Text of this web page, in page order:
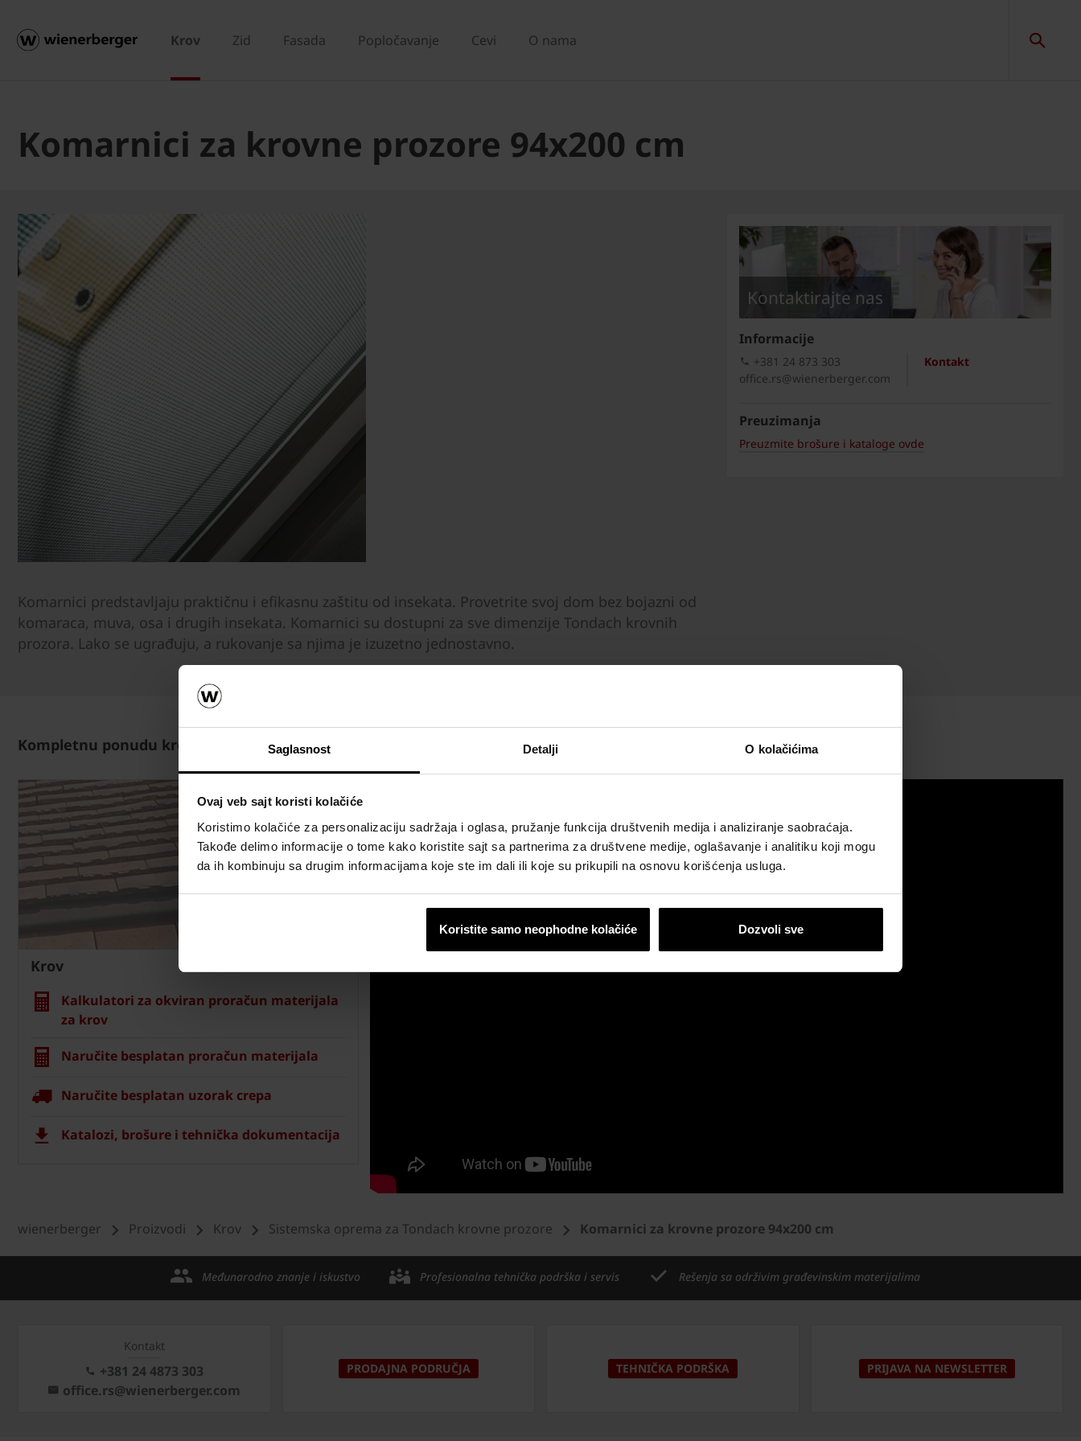
Saglasnost Detalji O kolačićima
Ovaj veb sajt koristi kolačiće
Koristimo kolačiće za personalizaciju sadržaja i oglasa, pružanje funkcija društvenih medija i analiziranje saobraćaja.
Takođe delimo informacije o tome kako koristite sajt sa partnerima za društvene medije, oglašavanje i analitiku koji mogu
da ih kombinuju sa drugim informacijama koje ste im dali ili koje su prikupili na osnovu korišćenja usluga.
Koristite samo neophodne kolačiće Dozvoli sve
Krov Zid Fasada Popločavanje Cevi O nama
Komarnici za krovne prozore 94x200 cm
Komarnici predstavljaju praktičnu i efikasnu zaštitu od insekata. Provetrite svoj dom bez bojazni od
komaraca, muva, osa i drugih insekata. Komarnici su dostupni za sve dimenzije Tondach krovnih
prozora. Lako se ugrađuju, a rukovanje sa njima je izuzetno jednostavno.
Kontaktirajte nas
Informacije
Kontakt
+381 24 873 303
office.rs@wienerberger.com
Preuzimanja
Preuzmite brošure i kataloge ovde
Kompletnu ponudu krovnih prozora i sistemskih rešenja za ugradnju na krov pogledajte
Krov
Kalkulatori za okviran proračun materijala
za krov
Naručite besplatan proračun materijala
Naručite besplatan uzorak crepa
Katalozi, brošure i tehnička dokumentacija
wienerberger Proizvodi Krov Sistemska oprema za Tondach krovne prozore Komarnici za krovne prozore 94x200 cm
Međunarodno znanje i iskustvo Profesionalna tehnička podrška i servis Rešenja sa održivim građevinskim materijalima
Kontakt
+381 24 4873 303
office.rs@wienerberger.com
PRODAJNA PODRUČJA TEHNIČKA PODRŠKA PRIJAVA NA NEWSLETTER